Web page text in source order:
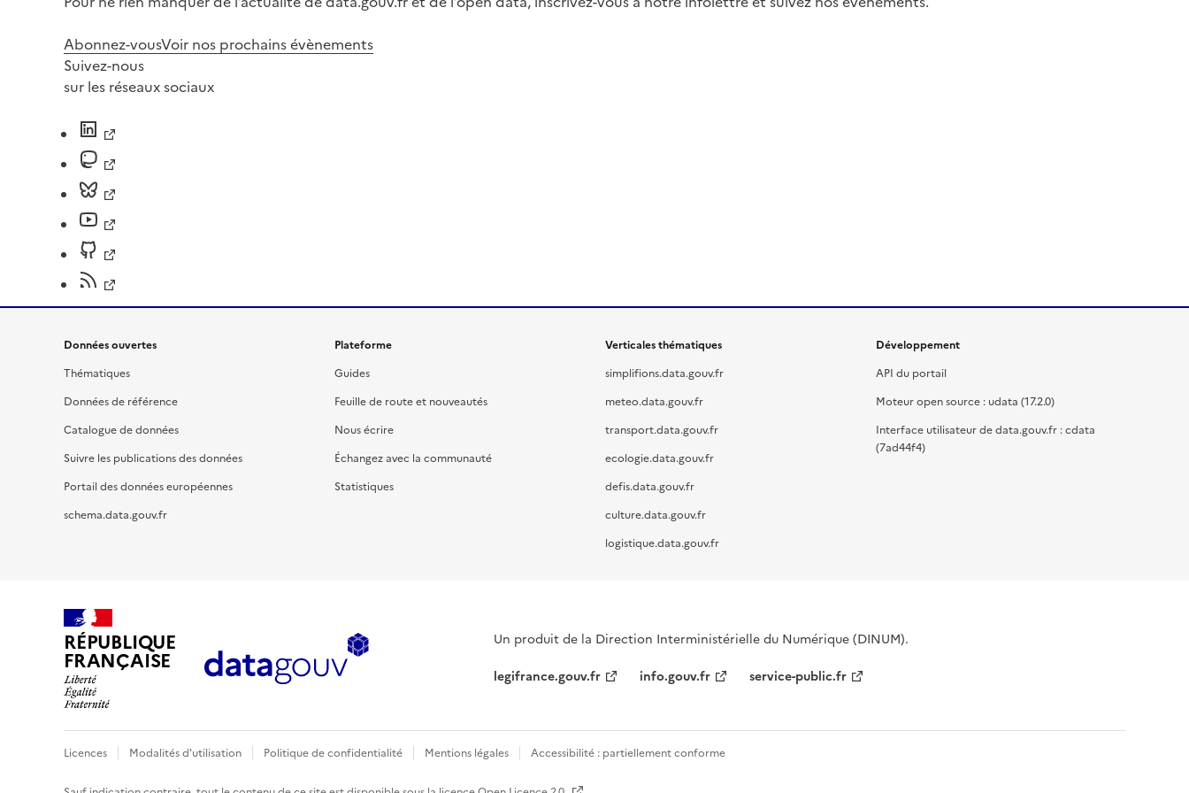
Abonnez-vousVoir nos prochains évènements
Suivez-nous
sur les réseaux sociaux
Données ouvertes
Thématiques
Données de référence
Catalogue de données
Suivre les publications des données
Portail des données européennes
schema.data.gouv.fr
Plateforme
Guides
Feuille de route et nouveautés
Nous écrire
Échangez avec la communauté
Statistiques
Verticales thématiques
simplifions.data.gouv.fr
meteo.data.gouv.fr
transport.data.gouv.fr
ecologie.data.gouv.fr
defis.data.gouv.fr
culture.data.gouv.fr
logistique.data.gouv.fr
Développement
API du portail
Moteur open source : udata (17.2.0)
Interface utilisateur de data.gouv.fr : cdata
(7ad44f4)
RÉPUBLIQUE
FRANÇAISE
Un produit de la Direction Interministérielle du Numérique (DINUM).
legifrance.gouv.fr
info.gouv.fr service-public.fr
Licences Modalités d'utilisation Politique de confidentialité Mentions légales Accessibilité : partiellement conforme